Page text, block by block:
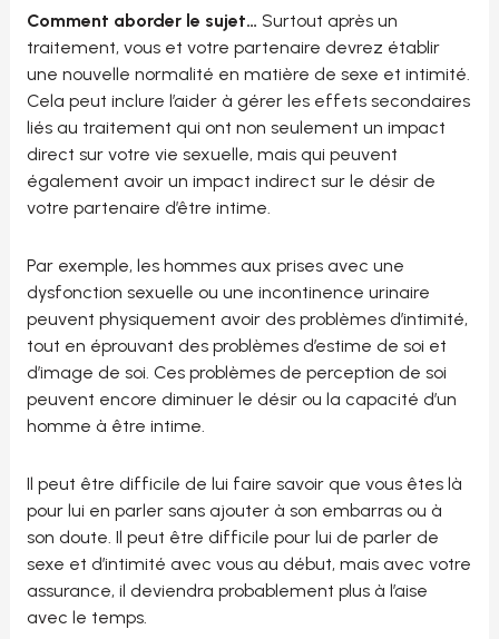
Comment aborder le sujet… Surtout après un
traitement, vous et votre partenaire devrez établir
une nouvelle normalité en matière de sexe et intimité.
Cela peut inclure l’aider à gérer les effets secondaires
liés au traitement qui ont non seulement un impact
direct sur votre vie sexuelle, mais qui peuvent
également avoir un impact indirect sur le désir de
votre partenaire d’être intime.
Par exemple, les hommes aux prises avec une
dysfonction sexuelle ou une incontinence urinaire
peuvent physiquement avoir des problèmes d’intimité,
tout en éprouvant des problèmes d’estime de soi et
d’image de soi. Ces problèmes de perception de soi
peuvent encore diminuer le désir ou la capacité d’un
homme à être intime.
Il peut être difficile de lui faire savoir que vous êtes là
pour lui en parler sans ajouter à son embarras ou à
son doute. Il peut être difficile pour lui de parler de
sexe et d’intimité avec vous au début, mais avec votre
assurance, il deviendra probablement plus à l’aise
avec le temps.